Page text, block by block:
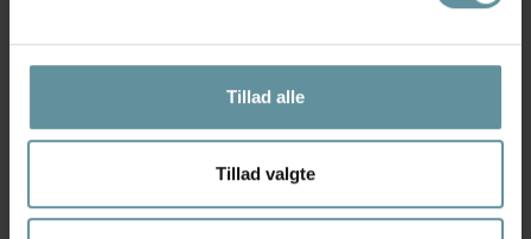
Tillad alle
Tillad valgte
Black Colour
49,50 kr99,00 kr
Black Colour
199,00 kr